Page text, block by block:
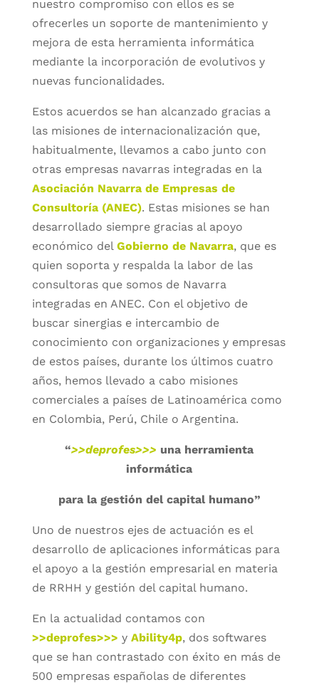
nuestro compromiso con ellos es se
ofrecerles un soporte de mantenimiento y
mejora de esta herramienta informática
mediante la incorporación de evolutivos y
nuevas funcionalidades.
Estos acuerdos se han alcanzado gracias a
las misiones de internacionalización que,
habitualmente, llevamos a cabo junto con
otras empresas navarras integradas en la
Asociación Navarrade Empresas de
Consultoría (ANEC). Estas misiones se han
desarrollado siempre gracias al apoyo
económico del Gobierno de Navarra, que es
quien soporta y respalda la labor de las
consultoras que somos de Navarra
integradas en ANEC. Con el objetivo de
buscar sinergias e intercambio de
conocimiento con organizaciones y empresas
de estos países, durante los últimos cuatro
años, hemos llevado a cabo misiones
comerciales a países de Latinoamérica como
en Colombia, Perú, Chile o Argentina.
“>>deprofes>>> una herramienta
informática
para la gestión del capital humano”
Uno de nuestros ejes de actuación es el
desarrollo de aplicaciones informáticas para
el apoyo a la gestión empresarial en materia
de RRHH y gestión del capital humano.
En la actualidad contamos con
>>deprofes>>> yAbility4p, dos softwares
que se han contrastado con éxito en más de
500 empresas españolas de diferentes